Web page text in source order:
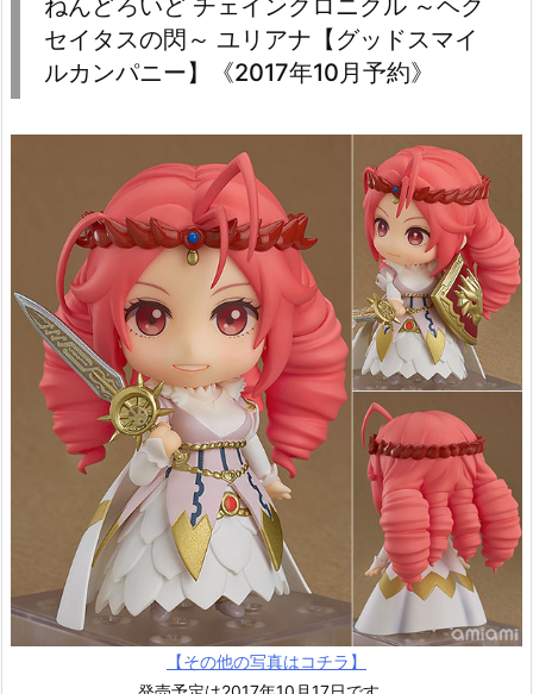
ねんどろいど チェインクロニクル ～ヘク
セイタスの閃～ ユリアナ【グッドスマイ
ルカンパニー】《2017年10月予約》
【その他の写真はコチラ】